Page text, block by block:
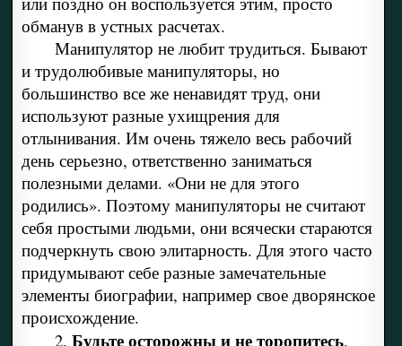
обманув в устных расчетах.
Манипулятор не любит трудиться. Бывают
и трудолюбивые манипуляторы, но
большинство все же ненавидят труд, они
используют разные ухищрения для
отлынивания. Им очень тяжело весь рабочий
день серьезно, ответственно заниматься
полезными делами. «Они не для этого
родились». Поэтому манипуляторы не считают
себя простыми людьми, они всячески стараются
подчеркнуть свою элитарность. Для этого часто
придумывают себе разные замечательные
элементы биографии, например свое дворянское
происхождение.
2. Будьте осторожны и не торопитесь.